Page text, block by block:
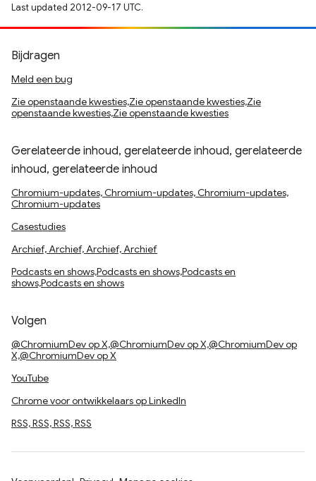
Last updated 2012-09-17 UTC.
Bijdragen
Meld een bug
Zie openstaande kwesties,Zie openstaande kwesties,Zie
openstaande kwesties,Zie openstaande kwesties
Gerelateerde inhoud, gerelateerde inhoud, gerelateerde
inhoud, gerelateerde inhoud
Chromium-updates, Chromium-updates, Chromium-updates,
Chromium-updates
Casestudies
Archief, Archief, Archief, Archief
Podcasts en shows,Podcasts en shows,Podcasts en
shows,Podcasts en shows
Volgen
@ChromiumDev op X,@ChromiumDev op X,@ChromiumDev op
X,@ChromiumDev op X
YouTube
Chrome voor ontwikkelaars op LinkedIn
RSS, RSS, RSS, RSS